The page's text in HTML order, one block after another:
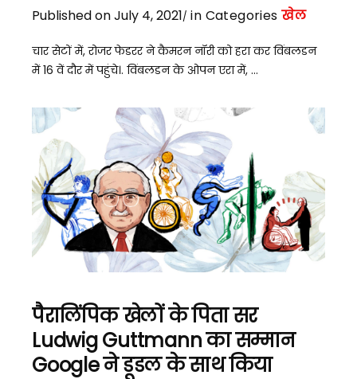
Published on July 4, 2021 in Categories खेल
चार सेटों में, रोजर फेडरर ने कैमरन नॉरी को हरा कर विंबलडन
में 16 वें दौर में पहुंचे।. विंबलडन के ओपन एरा में, ...
पैरालिंपिक खेलों के पिता सर
Ludwig Guttmann का सम्मान
Google ने डूडल के साथ किया